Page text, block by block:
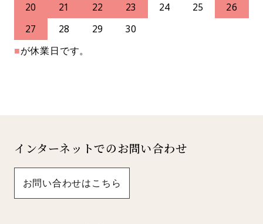
20
21 22 23 24 25
26
27
28 29
30
■が休業日です。
インターネットでのお問い合わせ
お問い合わせはこちら